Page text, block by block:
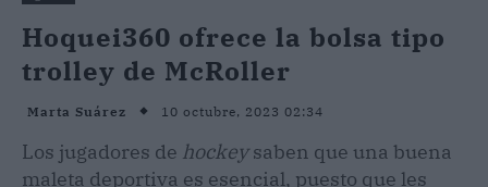
Hoquei360 ofrece la bolsa tipo
trolley de McRoller
Marta Suárez 10 octubre, 2023 02:34
Los jugadores de hockeysaben que una buena
maleta deportiva es esencial, puesto que les